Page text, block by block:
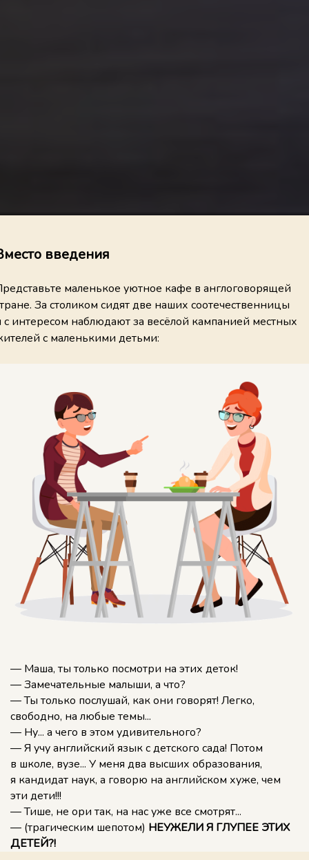
введения
маленькое уютное кафе в англоговорящей
За столиком сидят две наших соотечественницы
с интересом наблюдают за весёлой кампанией местных
с маленькими детьми:
— Маша, ты только посмотри на этих деток!
— Замечательные малыши, а что?
— Ты только послушай, как они говорят! Легко,
свободно, на любые темы...
— Ну... а чего в этом удивительного?
— Я учу английский язык с детского сада! Потом
в школе, вузе... У меня два высших образования,
я кандидат наук, а говорю на английском хуже, чем
эти дети!!!
— Тише, не ори так, на нас уже все смотрят...
— (трагическим шепотом) НЕУЖЕЛИ Я ГЛУПЕЕ ЭТИХ
ДЕТЕЙ?!